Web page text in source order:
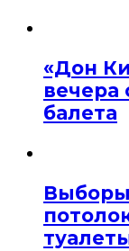
«Дон
вечера
балета